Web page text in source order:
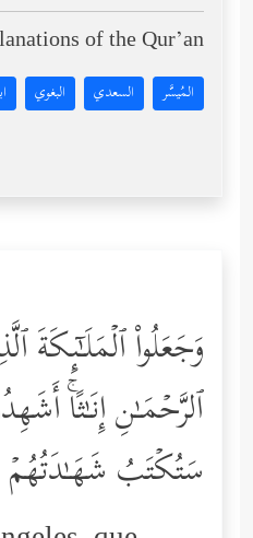
of the Qur’an:
المُيسَّر السعدي البغوي
وَجَعَلُواْ ٱلۡمَلَـٰۤىِٕكَةَ
ٱلرَّحۡمَـٰنِ إِنَـٰثًاۚ
سَتُكۡتَبُ شَهَـٰدَتُهُمۡ